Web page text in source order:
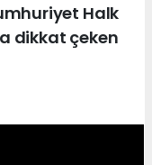
Halk
dikkat çeken